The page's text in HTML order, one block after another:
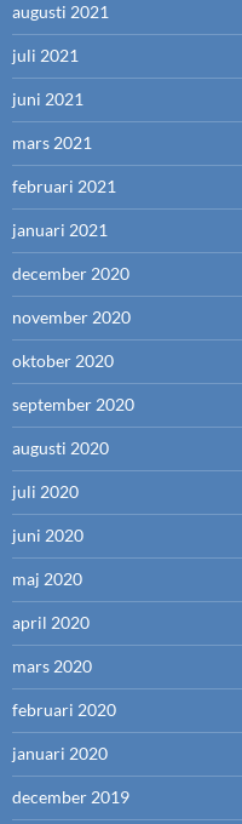
augusti 2021
juli 2021
juni 2021
mars 2021
februari 2021
januari 2021
december 2020
november 2020
oktober 2020
september 2020
augusti 2020
juli 2020
juni 2020
maj 2020
april 2020
mars 2020
februari 2020
januari 2020
december 2019